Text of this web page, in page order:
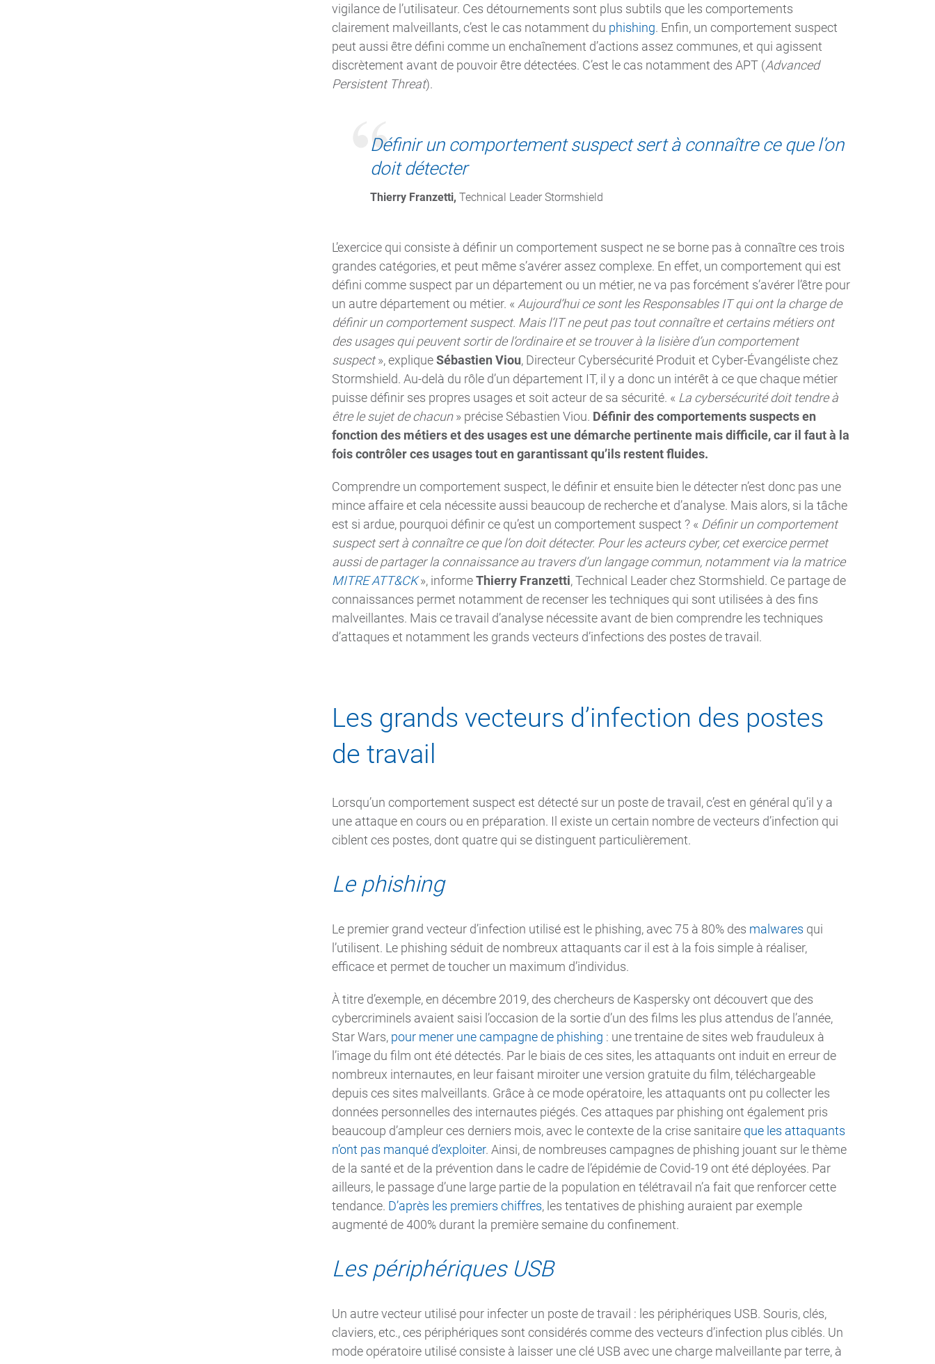
vigilance de l’utilisateur. Ces détournements sont plus subtils que les comportements
clairement malveillants, c’est le cas notamment du phishing. Enfin, un comportement suspect
peut aussi être défini comme un enchaînement d’actions assez communes, et qui agissent
discrètement avant de pouvoir être détectées. C’est le cas notamment des APT (Advanced
Persistent Threat).
Définir un comportement suspect sert à connaître ce que l’on
doit détecter
Thierry Franzetti, Technical Leader Stormshield
L’exercice qui consiste à définir un comportement suspect ne se borne pas à connaître ces trois
grandes catégories, et peut même s’avérer assez complexe. En effet, un comportement qui est
défini comme suspect par un département ou un métier, ne va pas forcément s’avérer l’être pour
un autre département ou métier. « Aujourd’hui ce sont les Responsables IT qui ont la charge de
définir un comportement suspect. Mais l’IT ne peut pas tout connaître et certains métiers ont
des usages qui peuvent sortir de l’ordinaire et se trouver à la lisière d’un comportement
suspect», expliqueSébastien Viou, Directeur Cybersécurité Produit et Cyber-Évangéliste chez
Stormshield. Au-delà du rôle d’un département IT, il y a donc un intérêt à ce que chaque métier
puisse définir ses propres usages et soit acteur de sa sécurité. « La cybersécurité doit tendre à
être le sujet de chacun» précise Sébastien Viou. Définir des comportements suspects en
fonction des métiers et des usages est une démarche pertinente mais difficile, car il faut à la
fois contrôler ces usages tout en garantissant qu’ils restent fluides.
Comprendre un comportement suspect, le définir et ensuite bien le détecter n’est donc pas une
mince affaire et cela nécessite aussi beaucoup de recherche et d’analyse. Mais alors, si la tâche
est si ardue, pourquoi définir ce qu’est un comportement suspect ? « Définir un comportement
suspect sert à connaître ce que l’on doit détecter. Pour les acteurs cyber, cet exercice permet
aussi de partager la connaissance au travers d’un langage commun, notamment via la matrice
MITRE ATT&CK», informeThierry Franzetti, Technical Leader chez Stormshield. Ce partage de
connaissances permet notamment de recenser les techniques qui sont utilisées à des fins
malveillantes. Mais ce travail d’analyse nécessite avant de bien comprendre les techniques
d’attaques et notamment les grands vecteurs d’infections des postes de travail.
Les grands vecteurs d’infection des postes
de travail
Lorsqu’un comportement suspect est détecté sur un poste de travail, c’est en général qu’il y a
une attaque en cours ou en préparation. Il existe un certain nombre de vecteurs d’infection qui
ciblent ces postes, dont quatre qui se distinguent particulièrement.
Le phishing
Le premier grand vecteur d’infection utilisé est le phishing, avec 75 à 80% des malwares qui
l’utilisent. Le phishing séduit de nombreux attaquants car il est à la fois simple à réaliser,
efficace et permet de toucher un maximum d’individus.
À titre d’exemple, en décembre 2019, des chercheurs de Kaspersky ont découvert que des
cybercriminels avaient saisi l’occasion de la sortie d’un des films les plus attendus de l’année,
Star Wars, pour mener une campagne de phishing : une trentaine de sites web frauduleux à
l’image du film ont été détectés. Par le biais de ces sites, les attaquants ont induit en erreur de
nombreux internautes, en leur faisant miroiter une version gratuite du film, téléchargeable
depuis ces sites malveillants. Grâce à ce mode opératoire, les attaquants ont pu collecter les
données personnelles des internautes piégés. Ces attaques par phishing ont également pris
beaucoup d’ampleur ces derniers mois, avec le contexte de la crise sanitaire que les attaquants
n’ont pas manqué d’exploiter. Ainsi, de nombreuses campagnes de phishing jouant sur le thème
de la santé et de la prévention dans le cadre de l’épidémie de Covid-19 ont été déployées. Par
ailleurs, le passage d’une large partie de la population en télétravail n’a fait que renforcer cette
tendance. D’après les premiers chiffres, les tentatives de phishing auraient par exemple
augmenté de 400% durant la première semaine du confinement.
Les périphériques USB
Un autre vecteur utilisé pour infecter un poste de travail : les périphériques USB. Souris, clés,
claviers, etc., ces périphériques sont considérés comme des vecteurs d’infection plus ciblés. Un
mode opératoire utilisé consiste à laisser une clé USB avec une charge malveillante par terre, à